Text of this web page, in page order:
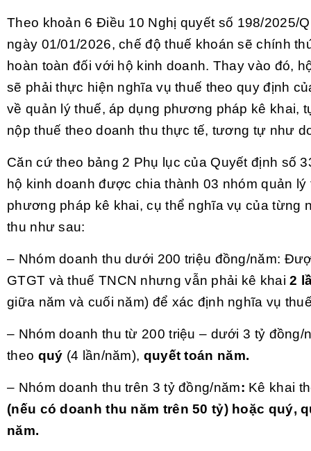
Theo khoản 6 Điều 10 Nghị quyết số 198/2025/
ngày 01/01/2026, chế độ thuế khoán sẽ chính
hoàn toàn đối với hộ kinh doanh. Thay vào đó,
sẽ phải thực hiện nghĩa vụ thuế theo quy định
về quản lý thuế, áp dụng phương pháp kê khai,
nộp thuế theo doanh thu thực tế, tương tự như
Căn cứ theo bảng 2 Phụ lục của Quyết định số
hộ kinh doanh được chia thành 03 nhóm quản lý
phương pháp kê khai, cụ thể nghĩa vụ của từng
thu như sau:
– Nhóm doanh thu dưới 200 triệu đồng/năm:
GTGT và thuế TNCN nhưng vẫn phải kê khai2
giữa năm và cuối năm) để xác định nghĩa vụ
– Nhóm doanh thu từ 200 triệu – dưới 3 tỷ đồng/
theo quý (4 lần/năm), quyết toán năm.
– Nhóm doanh thu trên 3 tỷ đồng/năm: Kê khai
(nếu có doanh thu năm trên 50 tỷ) hoặc quý,
năm.